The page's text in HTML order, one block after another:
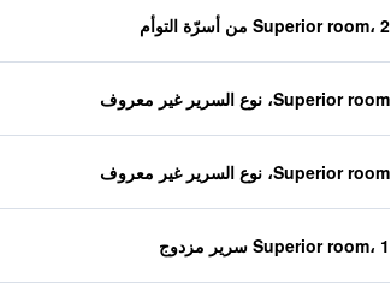
Superior room، 2 من أسرّة التوأم
Superior room، نوع السرير غير معروف
Superior room، نوع السرير غير معروف
Superior room، 1 سرير مزدوج